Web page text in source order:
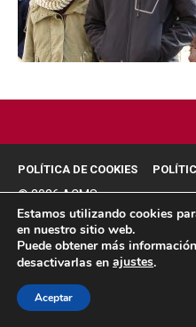
POLÍTICA DE COOKIES
© 2026 ACMS.
Estamos utilizando cookies
en nuestro sitio web.
Puede obtener más
desactivarlas en ajustes.
Aceptar